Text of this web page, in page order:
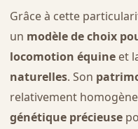
Grâce à cette
un modèle de choix
locomotion équineet
naturelles. Son
relativement
génétique précieuse